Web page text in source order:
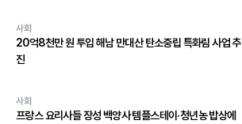
사회
20억8천만 원 투입 해남 만대산 탄소중립 특화림 사업 추
진
사회
프랑스 요리사들 장성 백양사 템플스테이·청년농 밥상에